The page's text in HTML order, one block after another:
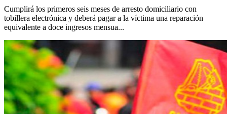
Cumplirá los primeros seis meses de arresto domiciliario con
tobillera electrónica y deberá pagar a la víctima una reparación
equivalente a doce ingresos mensua...